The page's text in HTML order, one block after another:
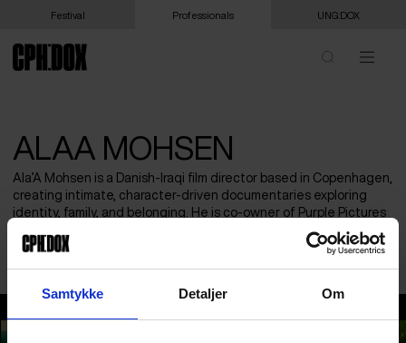
Samtykke Detaljer Om
Festival Professionals UNG:DOX
ALAA MOHSEN
Ala’A Mohsen is a Danish-Iraqi film director based in Copenhagen,
creating intimate, character-driven documentaries exploring
identity, family, and belonging. He is co-owner of Purple Pictures
with directors Carl Olsson, Ida Grøn, and producer Cecilie
Bolvinkel.